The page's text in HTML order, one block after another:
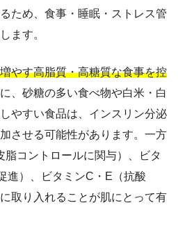
ため、食事・睡眠・ストレス管
ます。
やす高脂質・高糖質な食事を控
、砂糖の多い食べ物や白米・白
やすい食品は、インスリン分泌
させる可能性があります。一方
脂コントロールに関与）、ビタ
進）、ビタミンC・E（抗酸
取り入れることが肌にとって有